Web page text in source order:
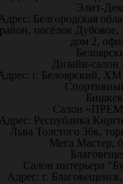
Элит-
Белгородская
посёлок
дом 2,
Дизайн-
г. Белоярский,
Бишкек
Салон
Республика
Льва Толстого 36к,
Мега Мастер,
Салон интерьера
Адрес: г.